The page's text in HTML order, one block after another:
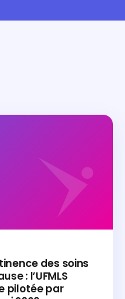
des soins
: l’UFMLS
pilotée par